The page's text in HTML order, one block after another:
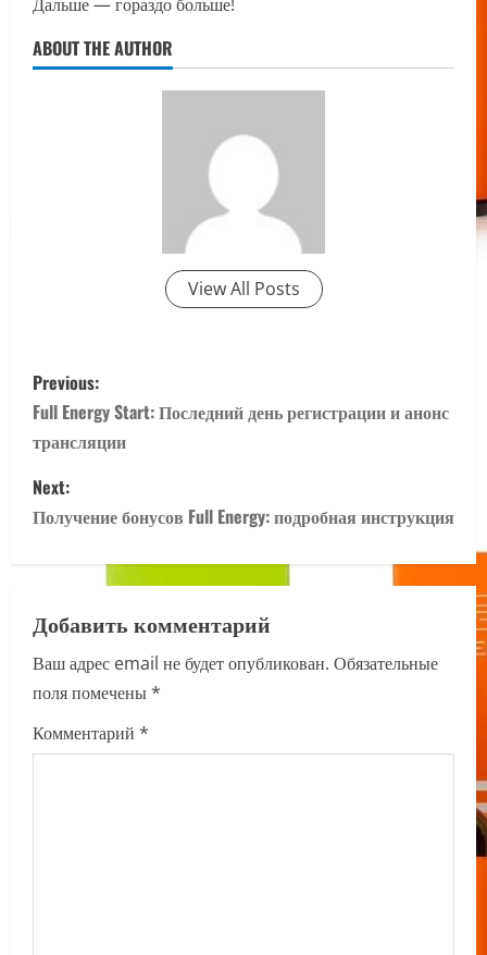
ABOUT THE AUTHOR
View All Posts
P
o
s
t
v
i
g
Previous:
Full Energy Start: Последний день регистрации и анонс
трансляции
Next:
Получение бонусов Full Energy: подробная инструкция
Добавить комментарий
Ваш адрес email не будет опубликован. Обязательные
поля помечены*
Комментарий *